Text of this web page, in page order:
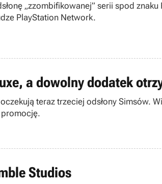
„zzombifikowanej” serii spod
PlayStation Network.
a dowolny dodatek
teraz trzeciej odsłony Simsów.
Studios